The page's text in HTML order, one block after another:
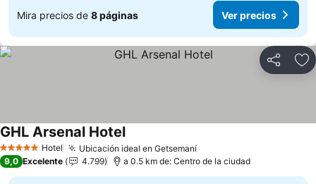
Mira precios de 8 páginas Ver precios
Compartir
5 Estrellas Hotel Ubicación ideal en GetsemaníVer precios
GHL Arsenal HotelVer precios
9,0 Excelente 4.799 a 0.5 km de: Centro de la ciudad